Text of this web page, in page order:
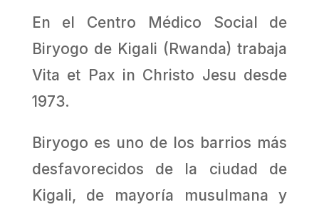
En el Centro Médico Social de
Biryogo de Kigali (Rwanda) trabaja
Vita et Pax in Christo Jesu desde
1973.
Biryogo es uno de los barrios más
desfavorecidos de la ciudad de
Kigali, de mayoría musulmana y